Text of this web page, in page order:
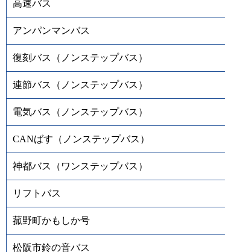
高速バス
アンパンマンバス
復刻バス（ノンステップバス）
連節バス（ノンステップバス）
電気バス（ノンステップバス）
CANばす（ノンステップバス）
神都バス（ワンステップバス）
リフトバス
菰野町かもしか号
松阪市鈴の音バス